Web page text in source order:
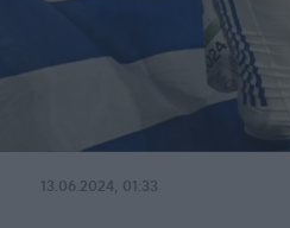
13.06.2024, 01:33